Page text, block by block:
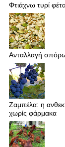
Φτιάχνω τυρί
Ανταλλαγή
Ζαμπέλα: η
χωρίς φάρμακα